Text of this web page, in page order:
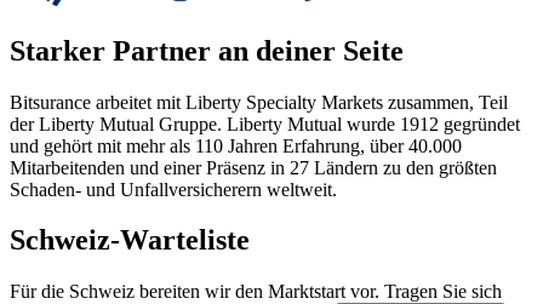
Starker Partner an deiner Seite
Bitsurance arbeitet mit Liberty Specialty Markets zusammen, Teil
der Liberty Mutual Gruppe. Liberty Mutual wurde 1912 gegründet
und gehört mit mehr als 110 Jahren Erfahrung, über 40.000
Mitarbeitenden und einer Präsenz in 27 Ländern zu den größten
Schaden- und Unfallversicherern weltweit.
Schweiz-Warteliste
Für die Schweiz bereiten wir den Marktstart vor. Tragen Sie sich